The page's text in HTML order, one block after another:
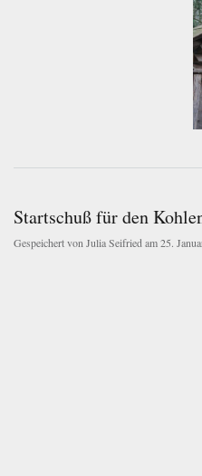
Startschuß für den
Gespeichert von Julia Seifried am 25.